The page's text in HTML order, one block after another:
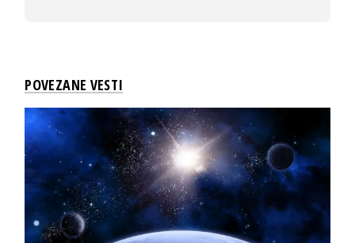
POVEZANE VESTI